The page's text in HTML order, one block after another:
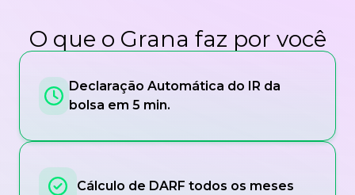
O que o Grana faz por você
Declaração Automática do IR da
bolsa em 5 min.
Cálculo de DARF todos os meses